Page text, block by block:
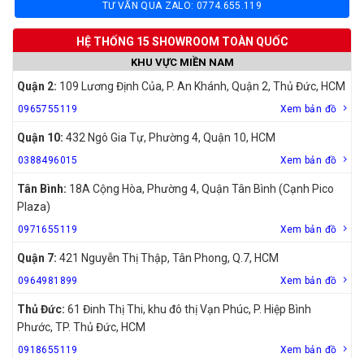
TƯ VẤN QUA ZALO: 0774.655.119
HỆ THỐNG 15 SHOWROOM TOÀN QUỐC
KHU VỰC MIỀN NAM
Quận 2: 109 Lương Định Của, P. An Khánh, Quận 2, Thủ Đức, HCM
0965755119 Xem bản đồ
Quận 10: 432 Ngô Gia Tự, Phường 4, Quận 10, HCM
0388496015 Xem bản đồ
Tân Bình: 18A Cộng Hòa, Phường 4, Quận Tân Bình (Cạnh Pico
Plaza)
0971655119 Xem bản đồ
Quận 7: 421 Nguyễn Thị Thập, Tân Phong, Q.7, HCM
0964981899 Xem bản đồ
Thủ Đức: 61 Đinh Thị Thi, khu đô thị Vạn Phúc, P. Hiệp Bình
Phước, TP. Thủ Đức, HCM
0918655119 Xem bản đồ